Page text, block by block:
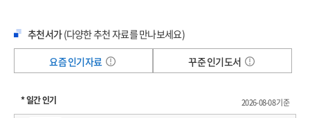
추천서가(다양한 추천 자료를 만나보세요)
요즘 인기자료
꾸준 인기도서
* 일간 인기
2026-08-08 기준